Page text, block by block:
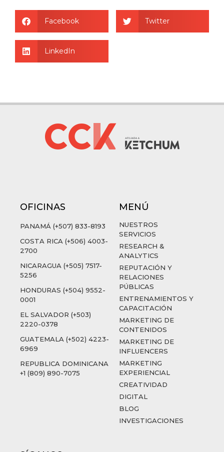
Facebook Twitter
LinkedIn
OFICINAS
PANAMÁ (+507) 833-8193
COSTA RICA (+506) 4003-
2700
NICARAGUA (+505) 7517-
5256
HONDURAS (+504) 9552-
0001
EL SALVADOR (+503)
2220-0378
GUATEMALA (+502) 4223-
6969
REPUBLICA DOMINICANA
+1 (809) 890-7075
MENÚ
NUESTROS
SERVICIOS
RESEARCH &
ANALYTICS
REPUTACIÓN Y
RELACIONES
PÚBLICAS
ENTRENAMIENTOS Y
CAPACITACIÓN
MARKETING DE
CONTENIDOS
MARKETING DE
INFLUENCERS
MARKETING
EXPERIENCIAL
CREATIVIDAD
DIGITAL
BLOG
INVESTIGACIONES